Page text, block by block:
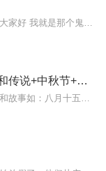
中国传统节日里的那些故事和传说+中秋节+元旦春节等